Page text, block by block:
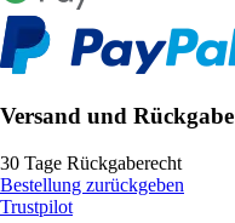
Versand und Rückgabe
30 Tage Rückgaberecht
Bestellung zurückgeben
Trustpilot